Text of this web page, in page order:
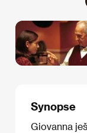
Synopse
Giovanna